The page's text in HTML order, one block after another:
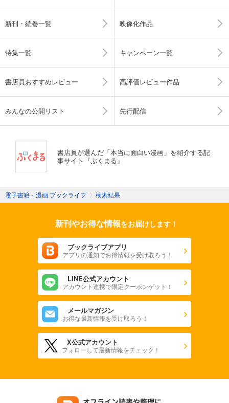
新刊・続巻一覧 映像化作品
特集一覧 キャンペーン一覧
書店員おすすめレビュー 高評価レビュー作品
みんなの公開リスト 先行配信
書店員が選んだ「本当に面白い漫画」を紹介する記
事サイト『ぶくまる』
電子書籍・漫画 ブックライブ 〉 検索結果
新刊やお得な情報をお届けします！
ブックライブアプリ
アプリの通知でお得情報を受け取ろう！
LINE公式アカウント
アカウント連携で限定クーポンゲット！
メールマガジン
お得な最新情報を受け取ろう！
X公式アカウント
フォローして最新情報をチェック！